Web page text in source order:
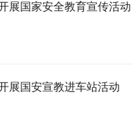
展国家安全教育宣传活动
展国安宣教进车站活动